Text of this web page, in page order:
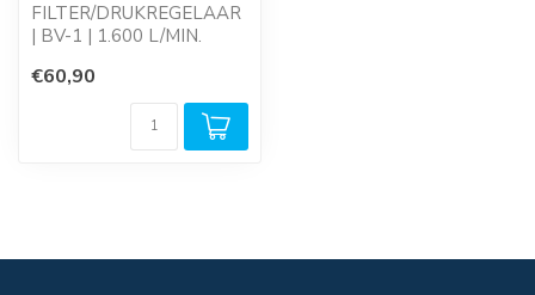
FILTER/DRUKREGELAAR
| BV-1 | 1.600 L/MIN.
manometer, voor...
€60,90